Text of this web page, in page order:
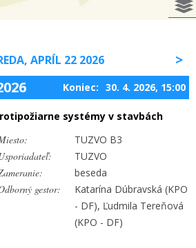
APRÍL 22 2026
Koniec: 30. 4. 2026, 15:00
systémy v stavbách
TUZVO B3
TUZVO
beseda
gestor:
Katarína Dúbravská (KPO
- DF), Ľudmila Tereňová
(KPO - DF)